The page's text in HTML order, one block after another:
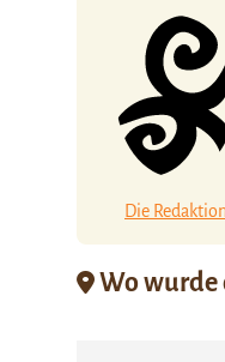
Die Redaktion
Wo wurde